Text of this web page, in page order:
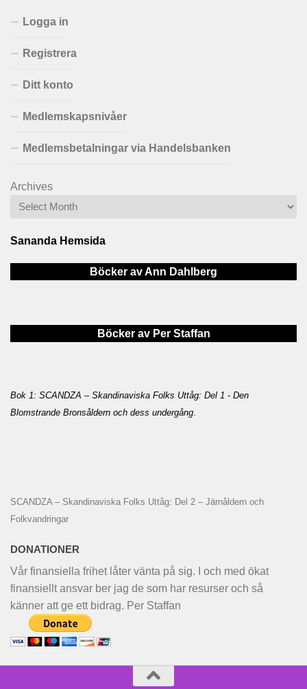
Logga in
Registrera
Ditt konto
Medlemskapsnivåer
Medlemsbetalningar via Handelsbanken
Archives
Sananda Hemsida
Böcker av Ann Dahlberg
Böcker av Per Staffan
Bok 1: SCANDZA – Skandinaviska Folks Uttåg: Del 1 - Den
Blomstrande Bronsåldern och dess undergång.
SCANDZA – Skandinaviska Folks Uttåg: Del 2 – Järnåldern och
Folkvandringar
DONATIONER
Vår finansiella frihet låter vänta på sig. I och med ökat
finansiellt ansvar ber jag de som har resurser och så
känner att ge ett bidrag. Per Staffan